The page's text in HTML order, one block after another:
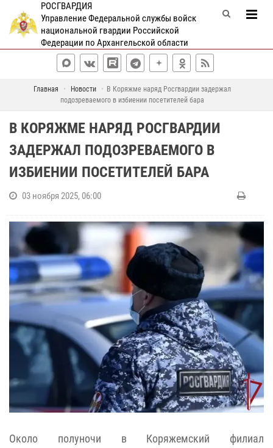
РОСГВАРДИЯ
Управление Федеральной службы войск
национальной гвардии Российской
Федерации по Архангельской области
Главная Новости
В Коряжме наряд Росгвардии задержал
подозреваемого в избиении посетителей бара
В КОРЯЖМЕ НАРЯД РОСГВАРДИИ
ЗАДЕРЖАЛ ПОДОЗРЕВАЕМОГО В
ИЗБИЕНИИ ПОСЕТИТЕЛЕЙ БАРА
03 ноября 2025, 06:00
Около полуночи в Коряжемский филиал